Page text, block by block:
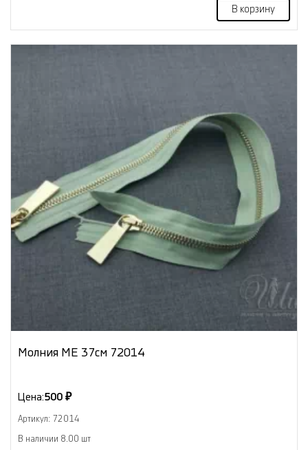
В корзину
Молния МЕ 37см 72014
Цена:500 ₽
Артикул: 72014
В наличии 8.00 шт